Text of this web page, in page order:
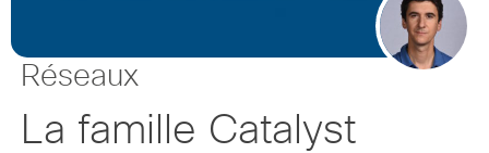
Réseaux
La famille Catalyst